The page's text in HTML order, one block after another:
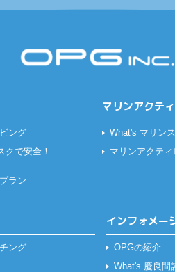
ング
クで安全！
ラン
マリンアクテ
What's マリン
マリンアクテ
ング
インフォメー
OPGの紹介
What's 慶良間